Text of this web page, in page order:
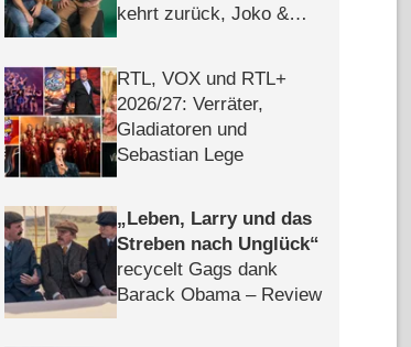
kehrt zurück, Joko &
RTL, VOX und RTL+
2026/​27: Verräter,
Gladiatoren und
Sebastian Lege
Leben, Larry und das
Streben nach Unglück
recycelt Gags dank
Barack Obama – Review